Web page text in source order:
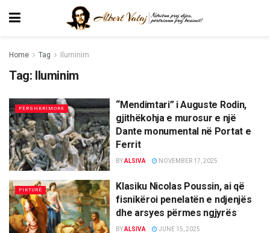
Home Tag Iluminim
Tag: Iluminim
PËRSHKRIMORE
“Mendimtari” i Auguste Rodin,
gjithëkohja e murosur e një
Dante monumental në Portat e
Ferrit
BYALSIVA NOVEMBER 17, 2025
PIKTURË
Klasiku Nicolas Poussin, ai që
fisnikëroi penelatën e ndjenjës
dhe arsyes përmes ngjyrës
BYALSIVA JUNE 15, 2025